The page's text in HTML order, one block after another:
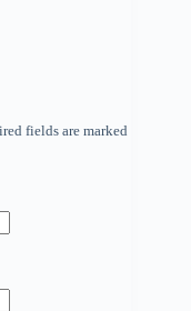
fields are marked